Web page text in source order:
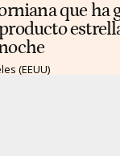
que ha
(EEUU)